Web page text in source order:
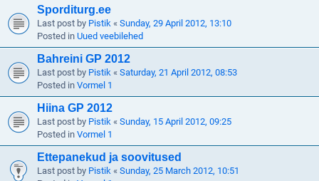
Sporditurg.ee
Last post by Pistik « Sunday, 29 April 2012, 13:10
Posted in Uued veebilehed
Bahreini GP 2012
Last post by Pistik « Saturday, 21 April 2012, 08:53
Posted in Vormel 1
Hiina GP 2012
Last post by Pistik « Sunday, 15 April 2012, 09:25
Posted in Vormel 1
Ettepanekud ja soovitused
Last post by Pistik « Sunday, 25 March 2012, 10:51